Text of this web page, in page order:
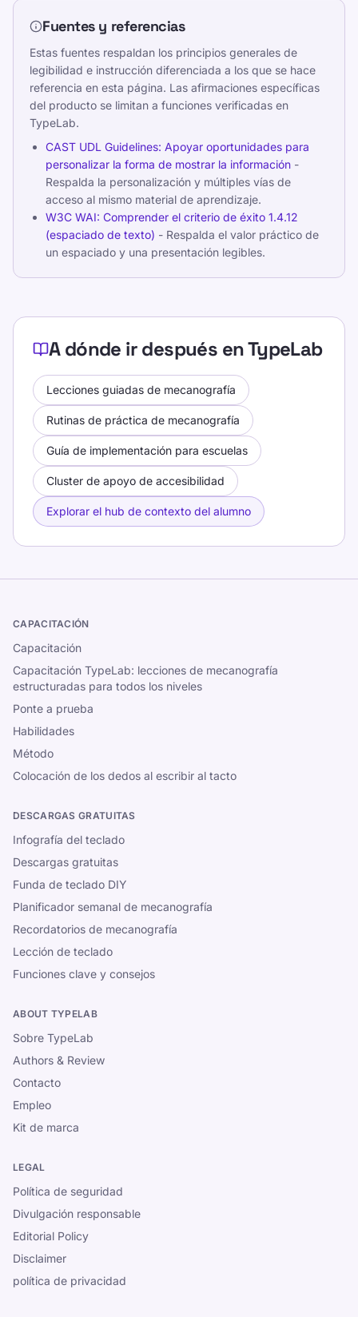
Fuentes y referencias
Estas fuentes respaldan los principios generales de
legibilidad e instrucción diferenciada a los que se hace
referencia en esta página. Las afirmaciones específicas
del producto se limitan a funciones verificadas en
TypeLab.
CAST UDL Guidelines: Apoyar oportunidades para
personalizar la forma de mostrar la información -
Respalda la personalización y múltiples vías de
acceso al mismo material de aprendizaje.
W3C WAI: Comprender el criterio de éxito 1.4.12
(espaciado de texto) - Respalda el valor práctico de
un espaciado y una presentación legibles.
A dónde ir después en TypeLab
Lecciones guiadas de mecanografía
Rutinas de práctica de mecanografía
Guía de implementación para escuelas
Cluster de apoyo de accesibilidad
Explorar el hub de contexto del alumno
CAPACITACIÓN
Capacitación
Capacitación TypeLab: lecciones de mecanografía
estructuradas para todos los niveles
Ponte a prueba
Habilidades
Método
Colocación de los dedos al escribir al tacto
DESCARGAS GRATUITAS
Infografía del teclado
Descargas gratuitas
Funda de teclado DIY
Planificador semanal de mecanografía
Recordatorios de mecanografía
Lección de teclado
Funciones clave y consejos
ABOUT TYPELAB
Sobre TypeLab
Authors & Review
Contacto
Empleo
Kit de marca
LEGAL
Política de seguridad
Divulgación responsable
Editorial Policy
Disclaimer
política de privacidad